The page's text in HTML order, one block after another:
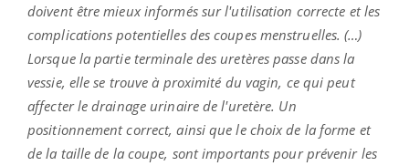
doivent être mieux informés sur l'utilisation correcte et les
complications potentielles des coupes menstruelles. (…)
Lorsque la partie terminale des uretères passe dans la
vessie, elle se trouve à proximité du vagin, ce qui peut
affecter le drainage urinaire de l'uretère. Un
positionnement correct, ainsi que le choix de la forme et
de la taille de la coupe, sont importants pour prévenir les